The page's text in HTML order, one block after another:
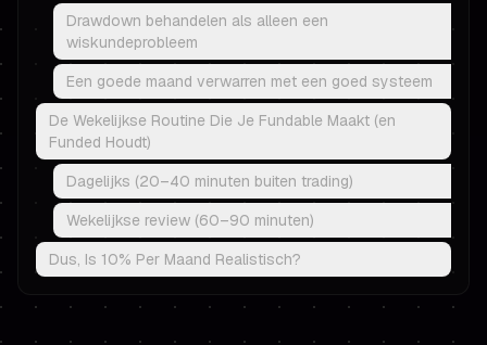
Drawdown behandelen als alleen een
wiskundeprobleem
Een goede maand verwarren met een goed systeem
De Wekelijkse Routine Die Je Fundable Maakt (en
Funded Houdt)
Dagelijks (20–40 minuten buiten trading)
Wekelijkse review (60–90 minuten)
Dus, Is 10% Per Maand Realistisch?